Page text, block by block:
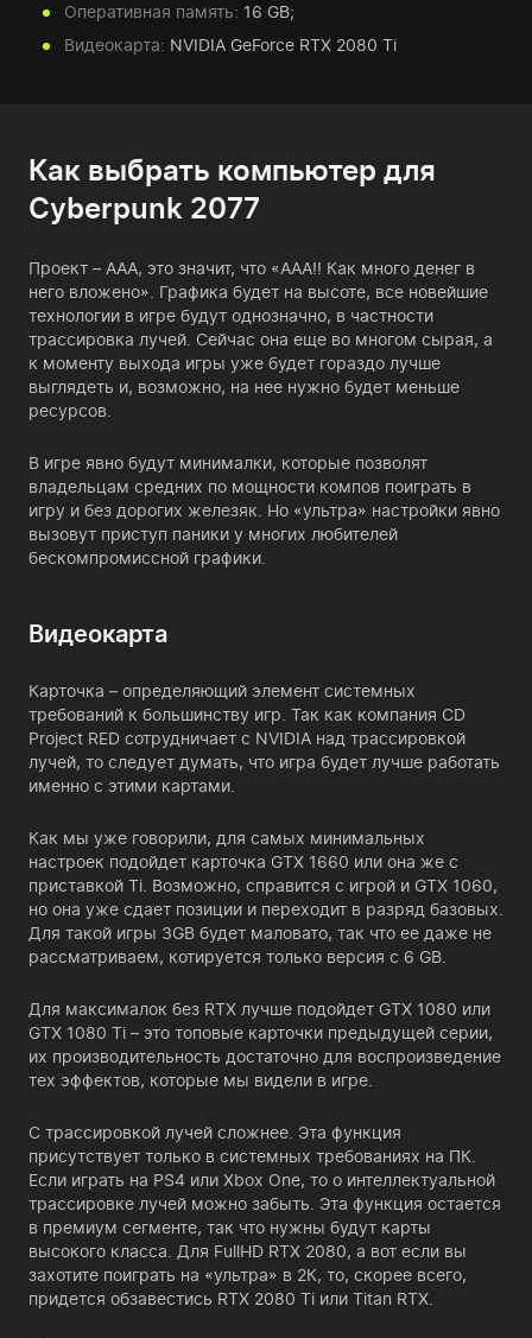
Оперативная память: 16 GB;
Видеокарта: NVIDIA GeForce RTX 2080 Ti
Как выбрать компьютер для
Cyberpunk 2077
Проект – ААА, это значит, что «ААА!! Как много денег в
него вложено». Графика будет на высоте, все новейшие
технологии в игре будут однозначно, в частности
трассировка лучей. Сейчас она еще во многом сырая, а
к моменту выхода игры уже будет гораздо лучше
выглядеть и, возможно, на нее нужно будет меньше
ресурсов.
В игре явно будут минималки, которые позволят
владельцам средних по мощности компов поиграть в
игру и без дорогих железяк. Но «ультра» настройки явно
вызовут приступ паники у многих любителей
бескомпромиссной графики.
Видеокарта
Карточка – определяющий элемент системных
требований к большинству игр. Так как компания CD
Project RED сотрудничает с NVIDIA над трассировкой
лучей, то следует думать, что игра будет лучше работать
именно с этими картами.
Как мы уже говорили, для самых минимальных
настроек подойдет карточка GTX 1660 или она же с
приставкой Ti. Возможно, справится с игрой и GTX 1060,
но она уже сдает позиции и переходит в разряд базовых.
Для такой игры 3GB будет маловато, так что ее даже не
рассматриваем, котируется только версия с 6 GB.
Для максималок без RTX лучше подойдет GTX 1080 или
GTX 1080 Ti – это топовые карточки предыдущей серии,
их производительность достаточно для воспроизведение
тех эффектов, которые мы видели в игре.
С трассировкой лучей сложнее. Эта функция
присутствует только в системных требованиях на ПК.
Если играть на PS4 или Xbox One, то о интеллектуальной
трассировке лучей можно забыть. Эта функция остается
в премиум сегменте, так что нужны будут карты
высокого класса. Для FullHD RTX 2080, а вот если вы
захотите поиграть на «ультра» в 2К, то, скорее всего,
придется обзавестись RTX 2080 Ti или Titan RTX.